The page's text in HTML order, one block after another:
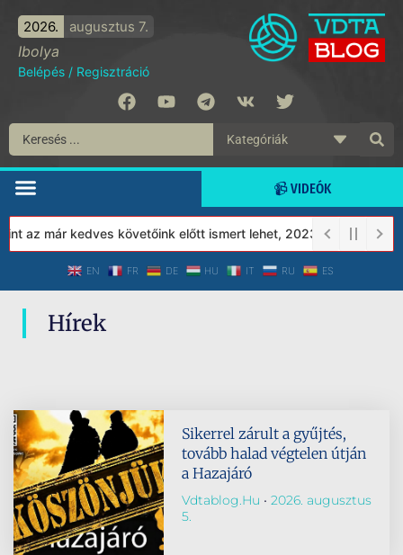
2026. augusztus 7.
Ibolya
Belépés / Regisztráció
📹 VIDEÓK
az már kedves követőink előtt ismert lehet, 2023-tól a Védett
EN FR DE HU IT RU ES
Hírek
Sikerrel zárult a gyűjtés,
tovább halad végtelen útján
a Hazajáró
Vdtablog.hu
2026. augusztus
5.